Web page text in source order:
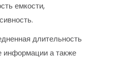
емкости,
длительность
информации а также